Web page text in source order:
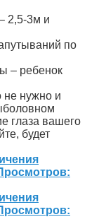
2,5-3м и
по
– ребенок
не нужно и
глаза вашего
будет